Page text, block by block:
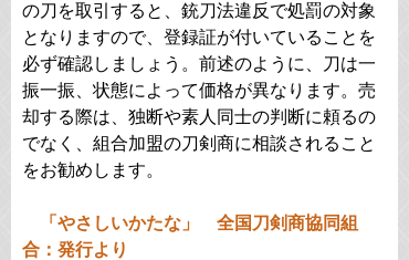
の刀を取引すると、銃刀法違反で処罰の対象
となりますので、登録証が付いていることを
必ず確認しましょう。前述のように、刀は一
振一振、状態によって価格が異なります。売
却する際は、独断や素人同士の判断に頼るの
でなく、組合加盟の刀剣商に相談されること
をお勧めします。
「やさしいかたな」 全国刀剣商協同組
合：発行より